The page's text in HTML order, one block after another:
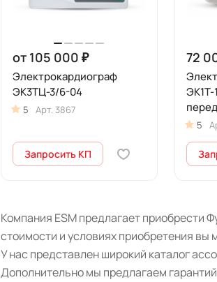
от 105 000 ₽
Электрокардиограф
ЭК3ТЦ-3/6-04
5 Арт. 3867
Запросить КП
72
ЭК1Т-
5
Компания ESM предлагает приобрести
стоимости и условиях приобретения
У нас представлен широкий каталог
Дополнительно мы предлагаем